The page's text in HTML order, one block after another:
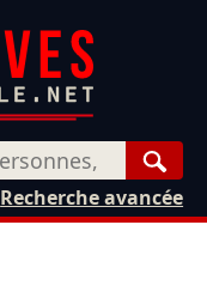
Recherche avancée